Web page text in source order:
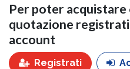
Per poter acquistare
quotazione
account
Registrati